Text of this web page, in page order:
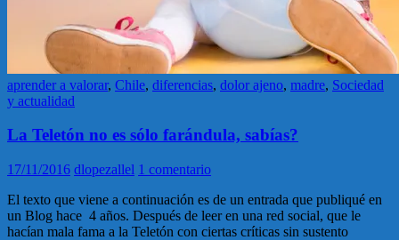
aprender a valorar, Chile, diferencias, dolor ajeno, madre, Sociedad
y actualidad
La Teletón no es sólo farándula, sabías?
17/11/2016 dlopezallel 1 comentario
El texto que viene a continuación es de un entrada que publiqué en
un Blog hace 4 años. Después de leer en una red social, que le
hacían mala fama a la Teletón con ciertas críticas sin sustento